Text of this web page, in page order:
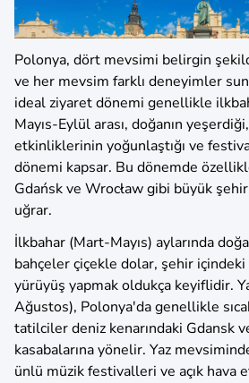
Polonya, dört mevsimi belirgin
ve her mevsim farklı deneyimler
ideal ziyaret dönemi genellikle
Mayıs-Eylül arası, doğanın
etkinliklerinin yoğunlaştığı ve
dönemi kapsar. Bu dönemde
Gdańsk ve Wrocław gibi büyük
uğrar.
İlkbahar (Mart-Mayıs) aylarında
bahçeler çiçekle dolar, şehir
yürüyüş yapmak oldukça keyiflidir.
Ağustos), Polonya'da genellikle
tatilciler deniz kenarındaki Gdansk
kasabalarına yönelir. Yaz
ünlü müzik festivalleri ve açık hava